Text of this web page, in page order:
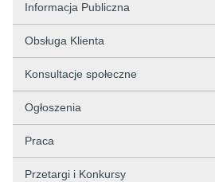
Informacja Publiczna
Obsługa Klienta
Konsultacje społeczne
Ogłoszenia
Praca
Przetargi i Konkursy